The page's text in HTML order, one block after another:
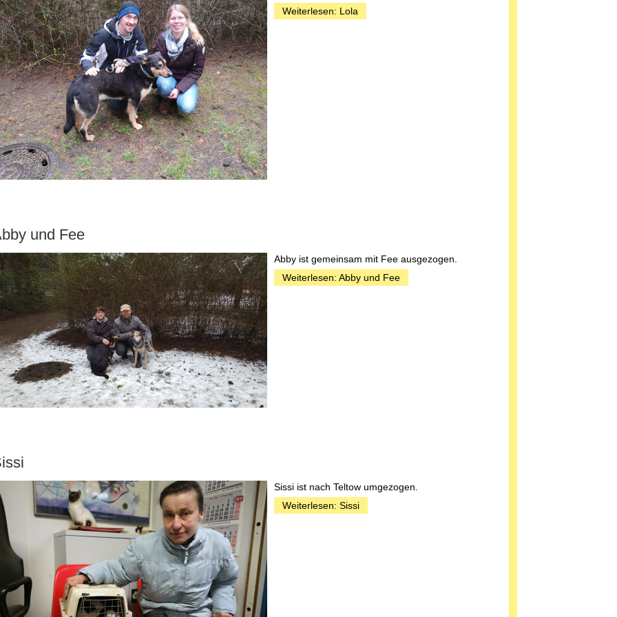
Weiterlesen: Lola
und Fee
Abby ist gemeinsam mit Fee ausgezogen.
Weiterlesen: Abby und Fee
Sissi ist nach Teltow umgezogen.
Weiterlesen: Sissi